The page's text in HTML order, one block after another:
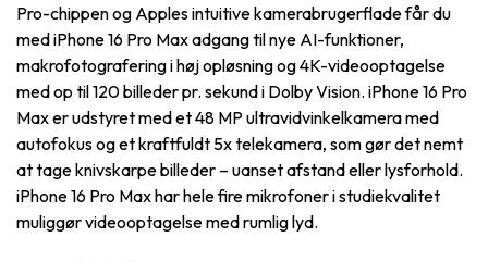
Pro-chippen og Apples intuitive kamerabrugerflade får du
med iPhone 16 Pro Max adgang til nye AI-funktioner,
makrofotografering i høj opløsning og 4K-videooptagelse
med op til 120 billeder pr. sekund i Dolby Vision. iPhone 16 Pro
Max er udstyret med et 48 MP ultravidvinkelkamera med
autofokus og et kraftfuldt 5x telekamera, som gør det nemt
at tage knivskarpe billeder – uanset afstand eller lysforhold.
iPhone 16 Pro Max har hele fire mikrofoner i studiekvalitet
muliggør videooptagelse med rumlig lyd.